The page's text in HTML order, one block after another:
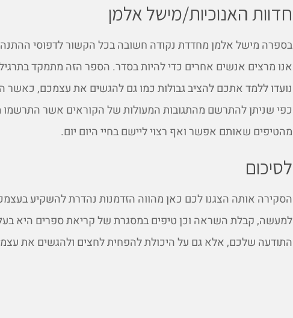
חדוות האנוכיות/מישל אלמן
בספרה מישל אלמן מחדדת נקודה חשובה בכל הקשור לדפוסי
אנו מרצים אנשים אחרים כדי להיות בסדר. הספר הזה מתמקד
נועדו ללמד אתכם להציב גבולות כמו גם להגשים את עצמכם, כאשר
כפי שניתן להתרשם מהתגובות המעולות של הקוראים אשר
מהטיפים שאותם אפשר ואף רצוי ליישם בחיי היום יום.
לסיכום
הסקירה אותה הצגנו לכם כאן מהווה הזדמנות נהדרת להשקיע
למעשה, קבלת השראה וכן טיפים במסגרת של קריאת ספרים היא
התודעה שלכם, אלא גם על היכולת להפחית לחצים ולהגשים את